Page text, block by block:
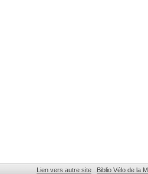
Lien vers autre site Biblio Vélo de la